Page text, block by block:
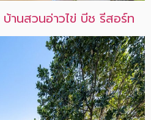
บ้านสวนอ่าวไข่ บีช รีสอร์ท